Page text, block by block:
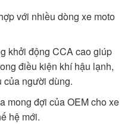
với nhiều dòng xe moto
khởi động CCA cao giúp
điều kiện khí hậu lạnh,
của người dùng.
mong đợi của OEM cho xe
hệ mới.